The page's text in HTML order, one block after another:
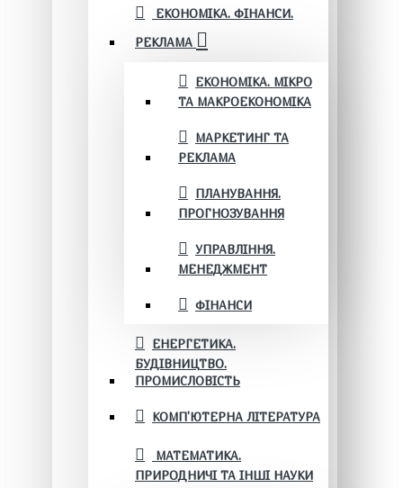
ЕКОНОМІКА. ФІНАНСИ.
РЕКЛАМА
ЕКОНОМІКА. МІКРО
ТА МАКРОЕКОНОМІКА
МАРКЕТИНГ ТА
РЕКЛАМА
ПЛАНУВАННЯ.
ПРОГНОЗУВАННЯ
УПРАВЛІННЯ.
МЕНЕДЖМЕНТ
ФІНАНСИ
ЕНЕРГЕТИКА.
БУДІВНИЦТВО.
ПРОМИСЛОВІСТЬ
КОМП'ЮТЕРНА ЛІТЕРАТУРА
МАТЕМАТИКА.
ПРИРОДНИЧІ ТА ІНШІ НАУКИ